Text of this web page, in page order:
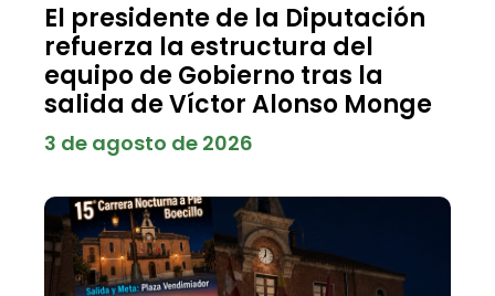
El presidente de la Diputación
refuerza la estructura del
equipo de Gobierno tras la
salida de Víctor Alonso Monge
3 de agosto de 2026